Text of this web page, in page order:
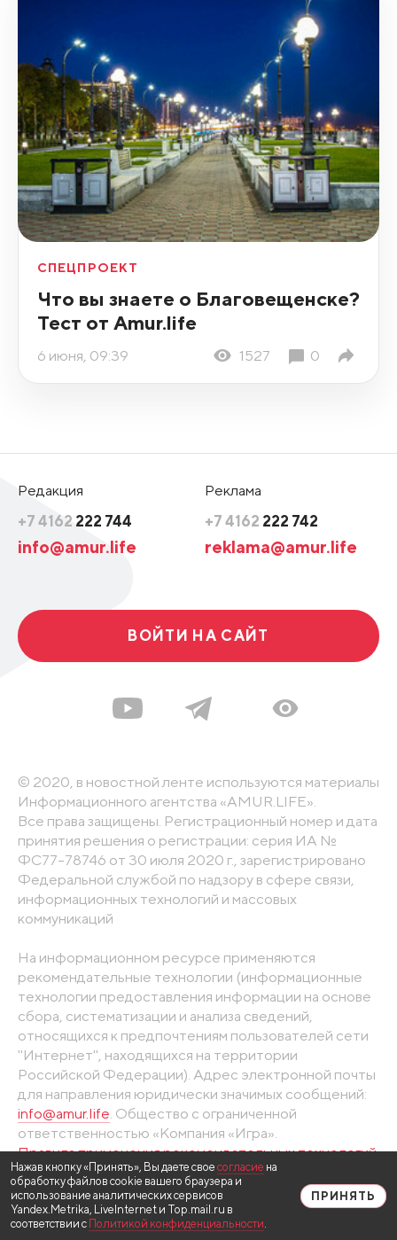
СПЕЦПРОЕКТ
Что вы знаете о Благовещенске?
Тест от Amur.life
6 июня, 09:39 1527 0
Редакция
+7 4162 222 744
info@amur.life
Реклама
+7 4162 222 742
reklama@amur.life
ВОЙТИ НА САЙТ
© 2020, в новостной ленте используются материалы
Информационного агентства «AMUR.LIFE».
Все права защищены. Регистрационный номер и дата
принятия решения о регистрации: серия ИА №
ФС77-78746 от 30 июля 2020 г., зарегистрировано
Федеральной службой по надзору в сфере связи,
информационных технологий и массовых
коммуникаций
На информационном ресурсе применяются
рекомендательные технологии (информационные
технологии предоставления информации на основе
сбора, систематизации и анализа сведений,
относящихся к предпочтениям пользователей сети
"Интернет", находящихся на территории
Российской Федерации). Адрес электронной почты
для направления юридически значимых сообщений:
info@amur.life. Общество с ограниченной
ответственностью «Компания «Игра».
Правила применения рекомендательных технологий
Нажав кнопку «Принять», Вы даете свое согласие на
обработку файлов cookie вашего браузера и
использование аналитических сервисов
Yandex.Metrika, LiveInternet и Top.mail.ru в
соответствии с Политикой конфиденциальности.
ПРИНЯТЬ